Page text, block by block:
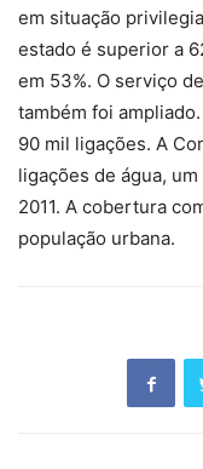
em situação
estado é superior a
em 53%. O serviço
também foi
90 mil ligações. A
ligações de água,
2011. A cobertura
população urbana.